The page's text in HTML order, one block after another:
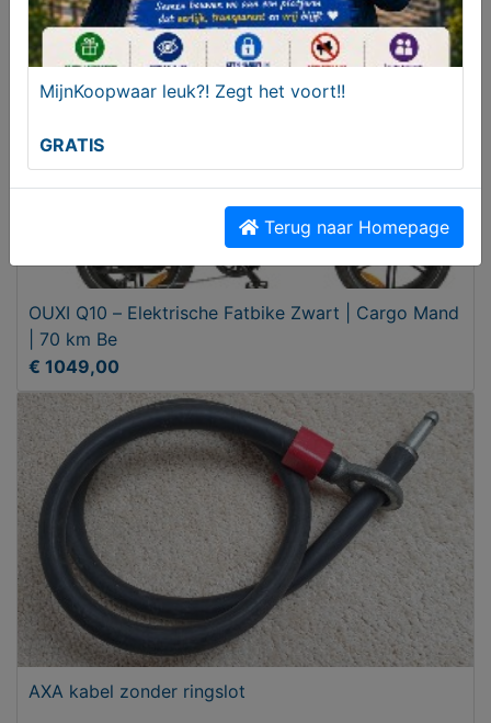
OUXI Q10 – Elektrische Fatbike Zwart | Cargo Mand
| 70 km Be
€ 1049,00
AXA kabel zonder ringslot
MijnKoopwaar leuk?! Zegt het voort!!
GRATIS
Terug naar Homepage